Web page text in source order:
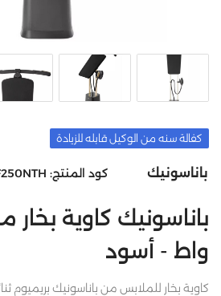
كفالة سنه من الوكيل قابله للزيادة
باناسونيك كود المنتج:
واط - أسود